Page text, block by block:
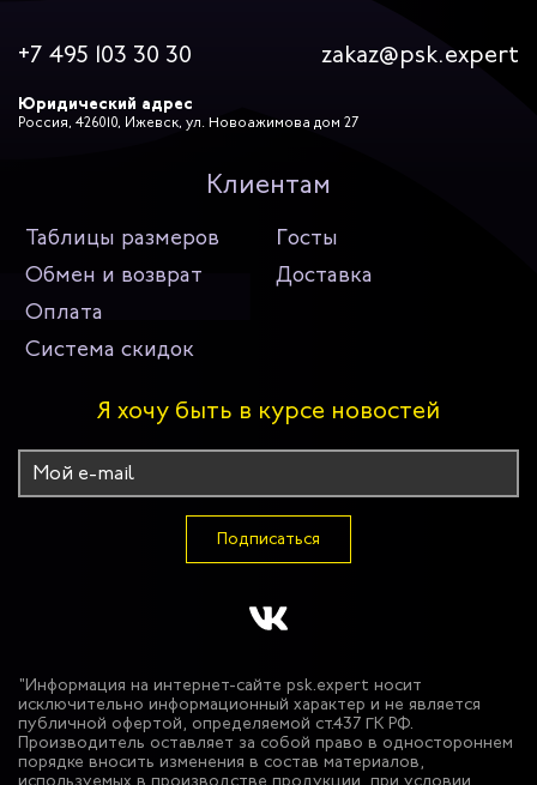
+7 495 103 30 30 zakaz@psk.expert
Юридический адрес
Россия, 426010, Ижевск, ул. Новоажимова дом 27
Клиентам
Таблицы размеров
Госты
Обмен и возврат
Доставка
Оплата
Система скидок
Я хочу быть в курсе новостей
Подписаться
"Информация на интернет-сайте psk.expert носит
исключительно информационный характер и не является
публичной офертой, определяемой ст.437 ГК РФ.
Производитель оставляет за собой право в одностороннем
порядке вносить изменения в состав материалов,